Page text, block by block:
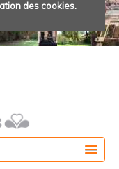
des cookies.